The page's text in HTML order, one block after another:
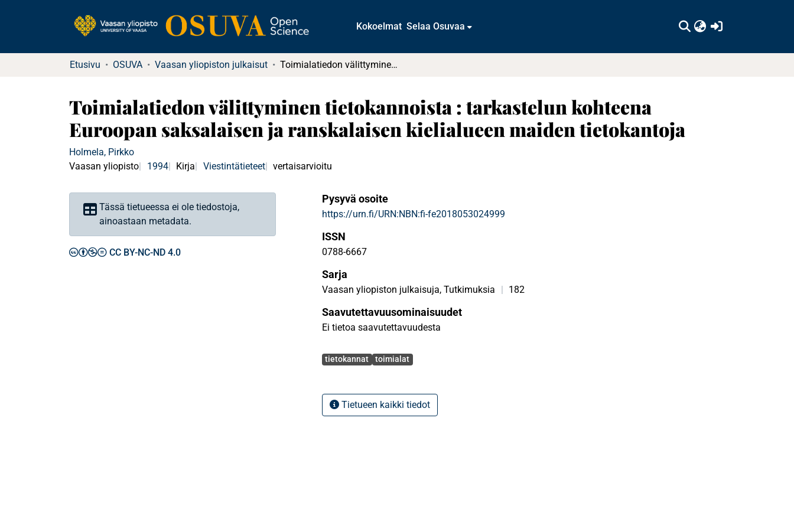
Kokoelmat Selaa Osuvaa
Etusivu OSUVA Vaasan yliopiston julkaisut Toimialatiedon välittyminen tietokannoista : tarkastelun kohteena Euroopan saksalaisen ja ranskalaisen kielialueen maiden tietokantoja
Toimialatiedon välittyminen tietokannoista : tarkastelun kohteena
Euroopan saksalaisen ja ranskalaisen kielialueen maiden tietokantoja
Holmela, Pirkko
Vaasan yliopisto
1994 Kirja Viestintätieteet vertaisarvioitu
Tässä tietueessa ei ole tiedostoja,
ainoastaan metadata.
CC BY-NC-ND 4.0
Pysyvä osoite
https://urn.fi/URN:NBN:fi-fe2018053024999
ISSN
0788-6667
Sarja
Vaasan yliopiston julkaisuja, Tutkimuksia | 182
Saavutettavuusominaisuudet
Ei tietoa saavutettavuudesta
Avainsanat
tietokannat toimialat
Tietueen kaikki tiedot